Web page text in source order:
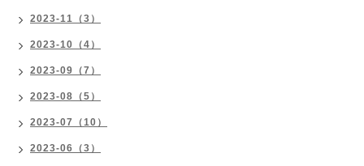
2023-11（3）
2023-10（4）
2023-09（7）
2023-08（5）
2023-07（10）
2023-06（3）